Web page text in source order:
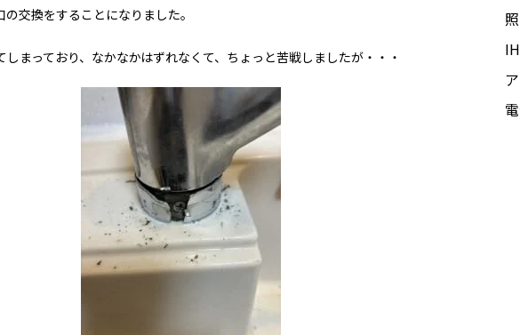
交換をすることになりました。
まっており、なかなかはずれなくて、ちょっと苦戦しましたが・・・